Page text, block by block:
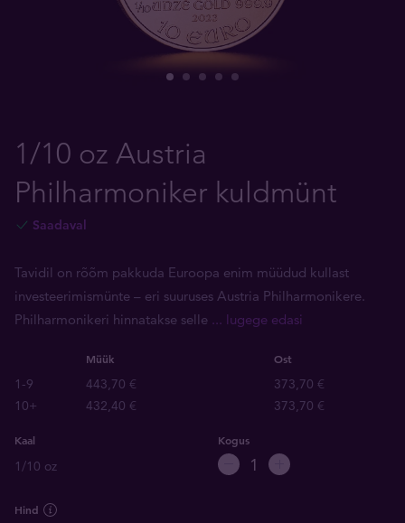
1/10 oz Austria
Philharmoniker kuldmünt
Saadaval
Tavidil on rõõm pakkuda Euroopa enim müüdud kullast
investeerimismünte – eri suuruses Austria Philharmonikere.
Philharmonikeri hinnatakse selle ... lugege edasi
Müük Ost
1-9 443,70 €
373,70 €
10+
432,40 € 373,70 €
Kaal
1/10 oz
Kogus
Hind